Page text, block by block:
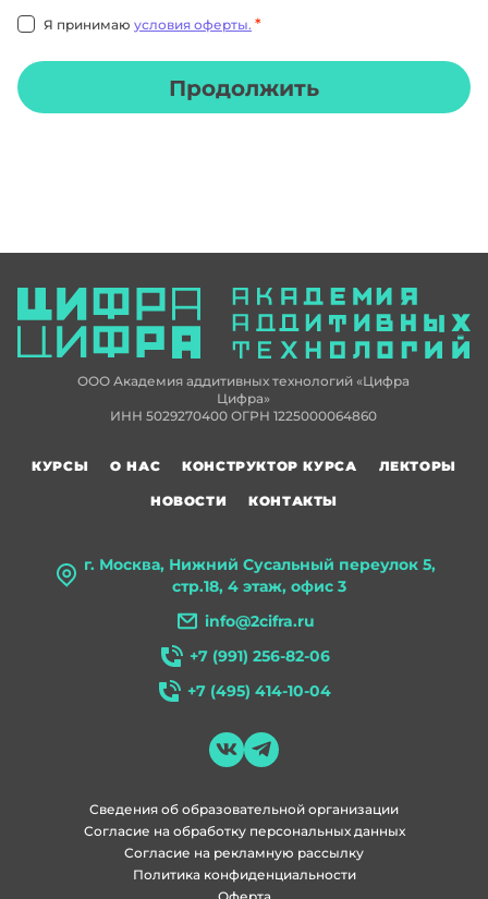
Я принимаю условия оферты. *
Продолжить
ООО Академия аддитивных технологий «Цифра
Цифра»
ИНН 5029270400 ОГРН 1225000064860
г. Москва, Нижний Сусальный переулок 5,
стр.18, 4 этаж, офис 3
info@2cifra.ru
+7 (991) 256-82-06
+7 (495) 414-10-04
КУРСЫ О НАС КОНСТРУКТОР КУРСА
ЛЕКТОРЫ
НОВОСТИ
КОНТАКТЫ
Политика конфиденциальности
Согласие на рекламную рассылку
Согласие на обработку персональных данных
Сведения об образовательной организации
Оферта